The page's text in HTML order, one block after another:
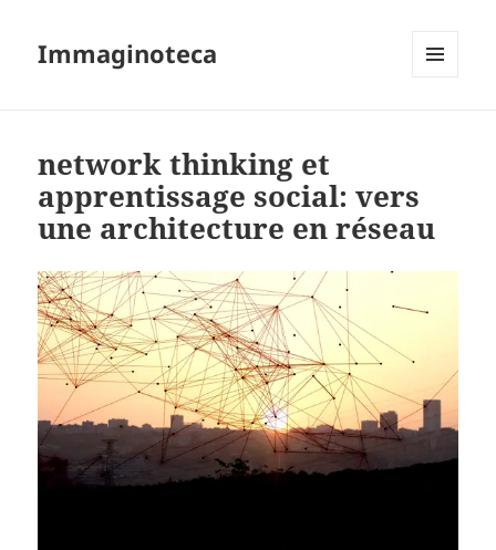
Immaginoteca
network thinking et
apprentissage social: vers
une architecture en réseau